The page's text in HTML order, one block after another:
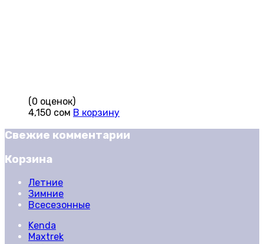
(0 оценок)
4,150 сом В корзину
Свежие комментарии
Корзина
Летние
Зимние
Всесезонные
Kenda
Maxtrek